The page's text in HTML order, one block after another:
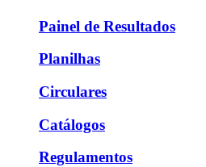
Painel de Resultados
Planilhas
Circulares
Catálogos
Regulamentos